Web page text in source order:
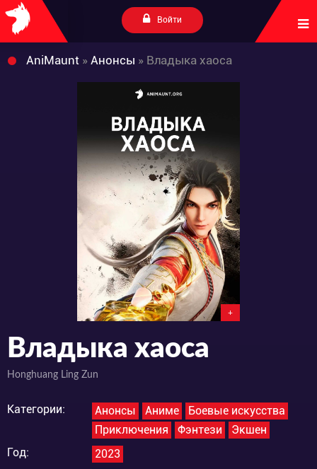
Войти
AniMaunt » Анонсы » Владыка хаоса
+
Владыка хаоса
Honghuang Ling Zun
Категории: Анонсы Аниме
Боевые искусства
Приключения
Фэнтези
Экшен
Год:
2023